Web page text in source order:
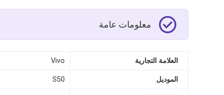
معلومات عامة
العلامة التجارية Vivo
الموديل S50